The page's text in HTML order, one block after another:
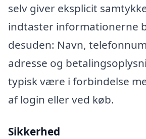
selv giver eksplicit
indtaster informationerne
desuden: Navn,
adresse og
typisk være i forbindelse
af login eller ved køb.
Sikkerhed